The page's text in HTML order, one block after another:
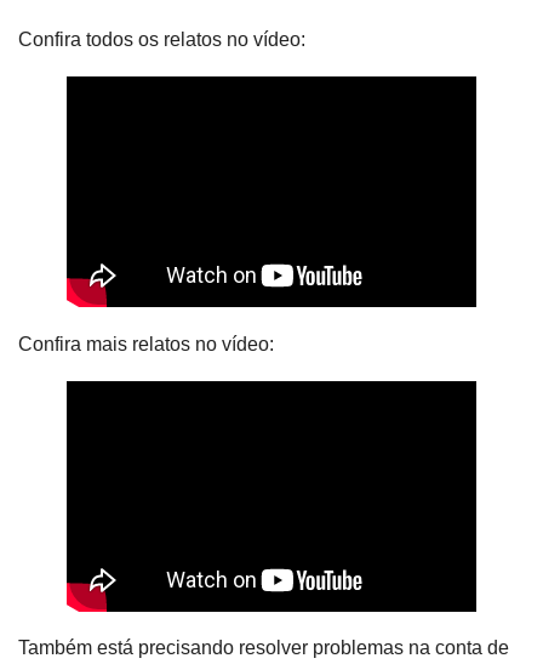
Confira todos os relatos no vídeo:
Confira mais relatos no vídeo:
Também está precisando resolver problemas na conta de